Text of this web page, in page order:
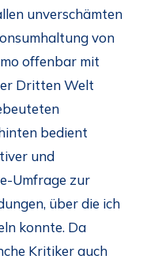
unverschämten
von
offenbar mit
Dritten Welt
bedient
und
Umfrage zur
über die ich
konnte. Da
Kritiker auch